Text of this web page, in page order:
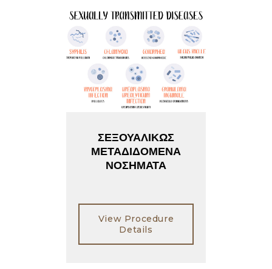
ΣΕΞΟΥΑΛΙΚΩΣ
ΜΕΤΑΔΙΔΟΜΕΝΑ
ΝΟΣΗΜΑΤΑ
View Procedure
Details